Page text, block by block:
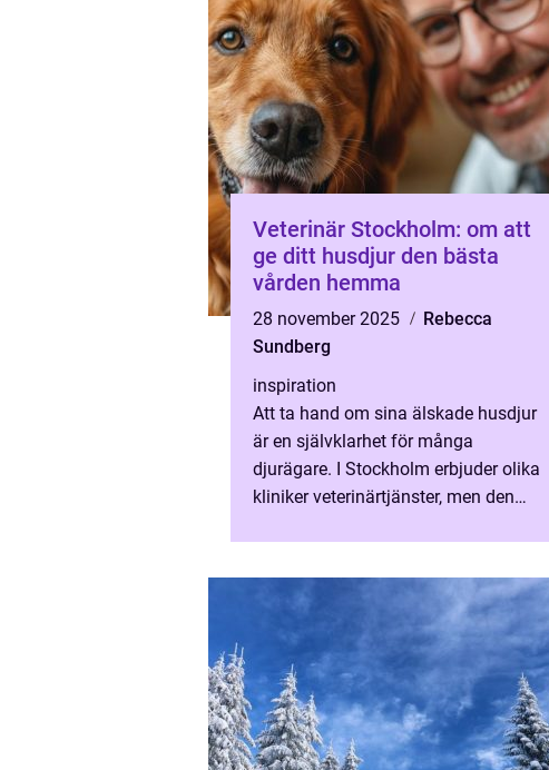
Veterinär Stockholm: om att
ge ditt husdjur den bästa
vården hemma
28 november 2025
Rebecca
Sundberg
inspiration
Att ta hand om sina älskade husdjur
är en självklarhet för många
djurägare. I Stockholm erbjuder olika
kliniker veterinärtjänster, men den